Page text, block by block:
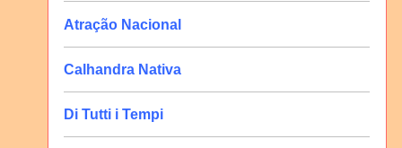
Atração Nacional
Calhandra Nativa
Di Tutti i Tempi